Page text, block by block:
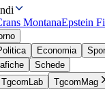
MontanaEpstein
Economia
Schede
TgcomLab TgcomMag